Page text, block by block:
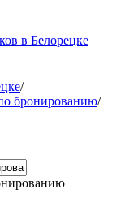
в Белорецке
/
бронированию/